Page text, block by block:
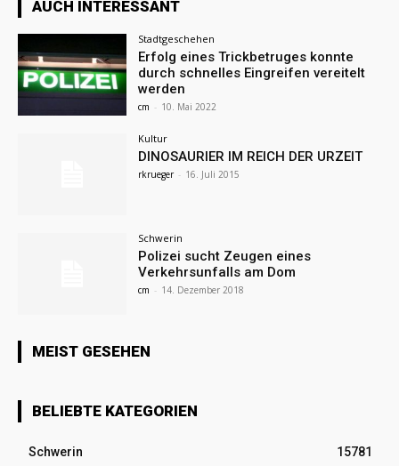
AUCH INTERESSANT
Stadtgeschehen
Erfolg eines Trickbetruges konnte
durch schnelles Eingreifen vereitelt
werden
cm - 10. Mai 2022
Kultur
DINOSAURIER IM REICH DER URZEIT
rkrueger - 16. Juli 2015
Schwerin
Polizei sucht Zeugen eines
Verkehrsunfalls am Dom
cm - 14. Dezember 2018
MEIST GESEHEN
BELIEBTE KATEGORIEN
Schwerin
15781